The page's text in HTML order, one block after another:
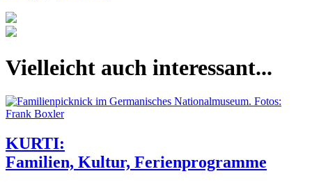
Vielleicht auch interessant...
KURTI:
Familien, Kultur, Ferienprogramme